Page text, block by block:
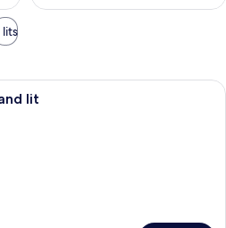
lits
Une chambre à coucher bien
lit